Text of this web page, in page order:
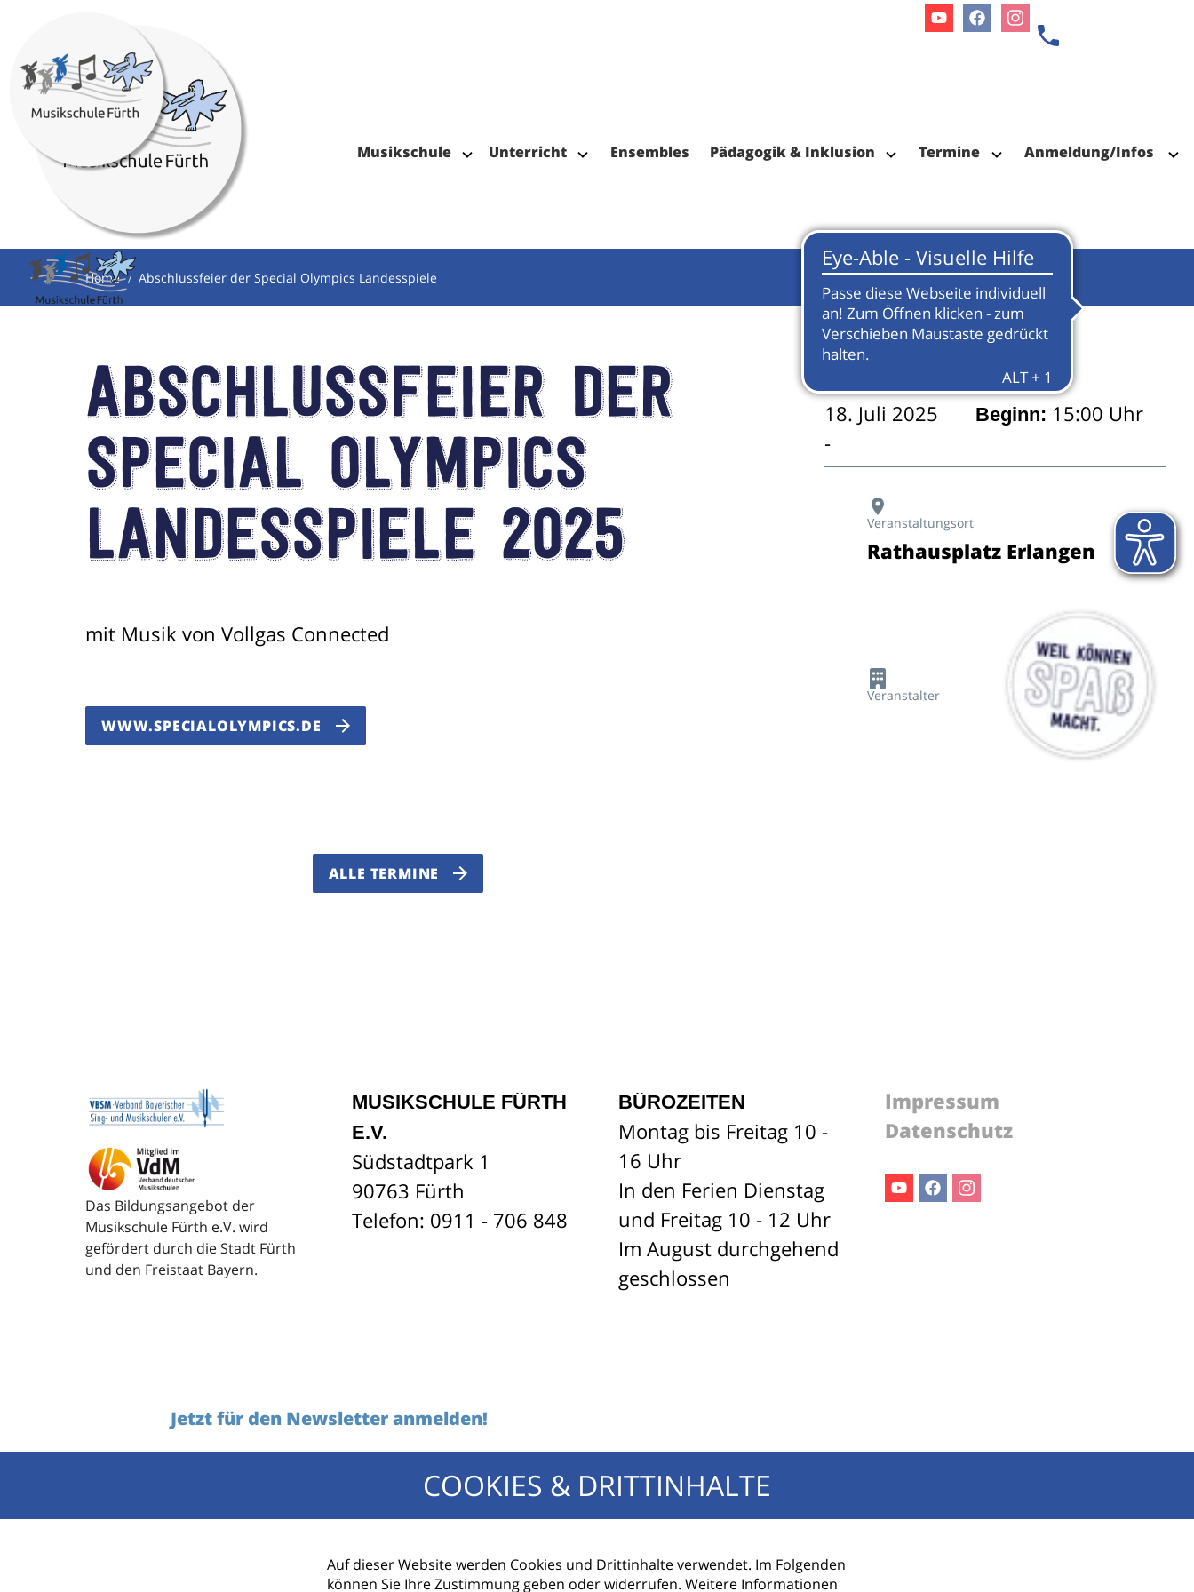
Musikschule Unterricht
Musikalische
Grundausbildung
Max Einfach -
Spiel Gemeinsam
Ensembles Pädagogik & Inklusion Termine Anmeldung/Infos
Home Abschlussfeier der Special Olympics Landesspiele
Abschlussfeier der
Special Olympics
Landesspiele 2025
mit Musik von Vollgas Connected
WWW.SPECIALOLYMPICS.DE
ALLE TERMINE
18. Juli 2025 Beginn: 15:00 Uhr
Veranstaltungsort
Rathausplatz Erlangen
Veranstalter
Das Bildungsangebot der
Musikschule Fürth e.V. wird
gefördert durch die Stadt Fürth
und den Freistaat Bayern.
MUSIKSCHULE FÜRTH
E.V.
Südstadtpark 1
90763 Fürth
Telefon: 0911 - 706 848
BÜROZEITEN
Montag bis Freitag 10 -
16 Uhr
In den Ferien Dienstag
und Freitag 10 - 12 Uhr
Im August durchgehend
geschlossen
Impressum
Datenschutz
Jetzt für den Newsletter anmelden!
E-Mail Adresse
Facebook
Instagram
COOKIES & DRITTINHALTE
Auf dieser Website werden Cookies und Drittinhalte verwendet. Im Folgenden
können Sie Ihre Zustimmung geben oder widerrufen. Weitere Informationen